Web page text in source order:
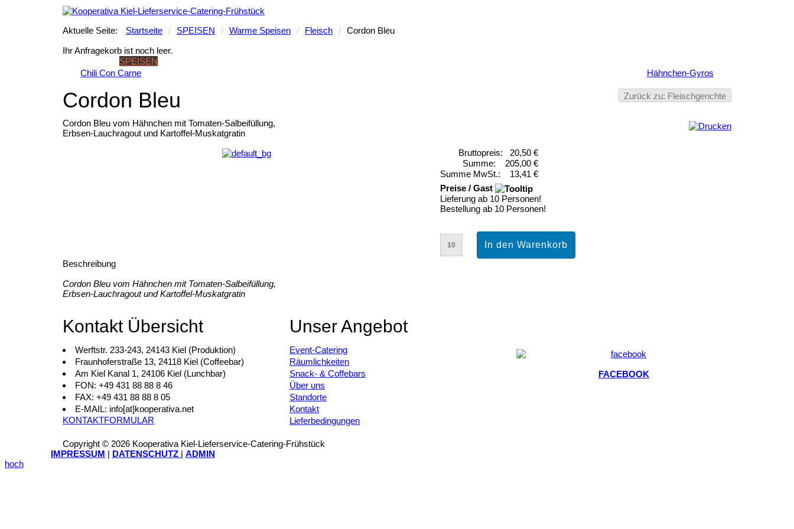
Aktuelle Seite: Startseite / SPEISEN / Warme Speisen / Fleisch / Cordon Bleu
Ihr Anfragekorb ist noch leer.
SPEISEN
Chili Con Carne
Hähnchen-Gyros
Zurück zu: Fleischgerichte
Cordon Bleu
Cordon Bleu vom Hähnchen mit Tomaten-Salbeifüllung,
Erbsen-Lauchragout und Kartoffel-Muskatgratin
Bruttopreis:
20,50 €
Summe:
205,00 €
Summe MwSt.:
13,41 €
Preise / Gast
Lieferung ab 10 Personen!
Bestellung ab 10 Personen!
Beschreibung
Cordon Bleu vom Hähnchen mit Tomaten-Salbeifüllung,
Erbsen-Lauchragout und Kartoffel-Muskatgratin
Kontakt Übersicht
Werftstr. 233-243, 24143 Kiel (Produktion)
Fraunhoferstraße 13, 24118 Kiel (Coffeebar)
Am Kiel Kanal 1, 24106 Kiel (Lunchbar)
FON: +49 431 88 88 8 46
FAX: +49 431 88 88 8 05
E-MAIL: info[at]kooperativa.net
KONTAKTFORMULAR
Unser Angebot
Event-Catering
Räumlichkeiten
Snack- & Coffebars
Über uns
Standorte
Kontakt
Lieferbedingungen
FACEBOOK
Copyright © 2026 Kooperativa Kiel-Lieferservice-Catering-Frühstück
IMPRESSUM | DATENSCHUTZ | ADMIN
hoch